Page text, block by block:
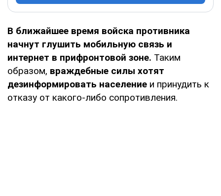
В ближайшее время войска противника
начнут глушить мобильную связь и
интернет в прифронтовой зоне. Таким
образом, враждебные силы хотят
дезинформировать население и принудить к
отказу от какого-либо сопротивления.